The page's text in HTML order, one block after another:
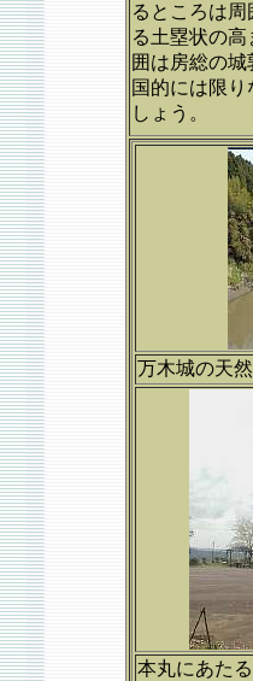
るところは
る土塁状の
囲は房総の
国的には限
しょう。
万木城の天
本丸にあた